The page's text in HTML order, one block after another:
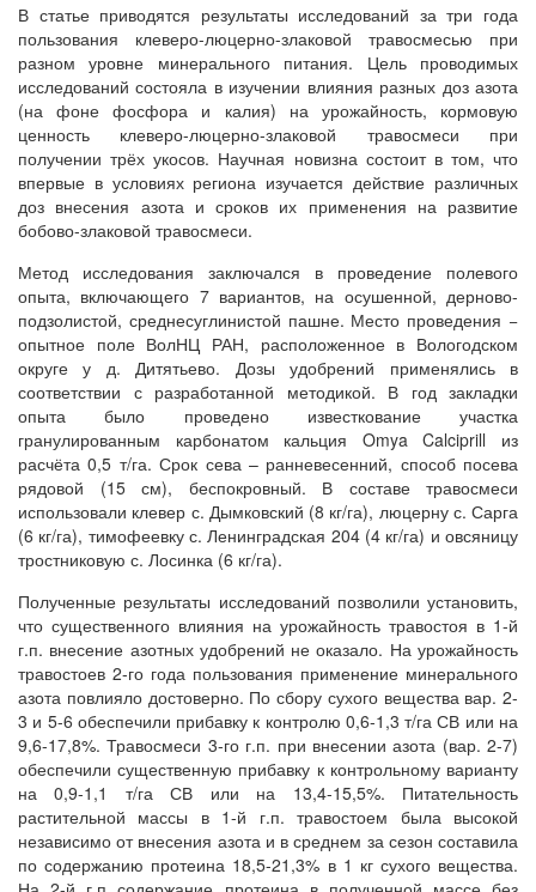
В статье приводятся результаты исследований за три года
пользования клеверо-люцерно-злаковой травосмесью при
разном уровне минерального питания. Цель проводимых
исследований состояла в изучении влияния разных доз азота
(на фоне фосфора и калия) на урожайность, кормовую
ценность клеверо-люцерно-злаковой травосмеси при
получении трёх укосов. Научная новизна состоит в том, что
впервые в условиях региона изучается действие различных
доз внесения азота и сроков их применения на развитие
бобово-злаковой травосмеси.
Метод исследования заключался в проведение полевого
опыта, включающего 7 вариантов, на осушенной, дерново-
подзолистой, среднесуглинистой пашне. Место проведения −
опытное поле ВолНЦ РАН, расположенное в Вологодском
округе у д. Дитятьево. Дозы удобрений применялись в
соответствии с разработанной методикой. В год закладки
опыта было проведено известкование участка
гранулированным карбонатом кальция Omya Calciprill из
расчёта 0,5 т/га. Срок сева – ранневесенний, способ посева
рядовой (15 см), беспокровный. В составе травосмеси
использовали клевер с. Дымковский (8 кг/га), люцерну с. Сарга
(6 кг/га), тимофеевку с. Ленинградская 204 (4 кг/га) и овсяницу
тростниковую с. Лосинка (6 кг/га).
Полученные результаты исследований позволили установить,
что существенного влияния на урожайность травостоя в 1-й
г.п. внесение азотных удобрений не оказало. На урожайность
травостоев 2-го года пользования применение минерального
азота повлияло достоверно. По сбору сухого вещества вар. 2-
3 и 5-6 обеспечили прибавку к контролю 0,6-1,3 т/га СВ или на
9,6-17,8%. Травосмеси 3-го г.п. при внесении азота (вар. 2-7)
обеспечили существенную прибавку к контрольному варианту
на 0,9-1,1 т/га СВ или на 13,4-15,5%. Питательность
растительной массы в 1-й г.п. травостоем была высокой
независимо от внесения азота и в среднем за сезон составила
по содержанию протеина 18,5-21,3% в 1 кг сухого вещества.